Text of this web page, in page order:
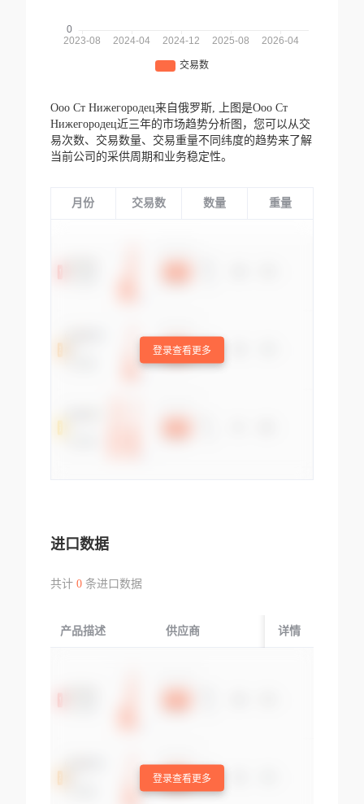
Ооо Ст Нижегородец来自俄罗斯,
上图是Ооо Ст
Нижегородец近三年的市场趋势分析图，您可以从交
易次数、交易数量、交易重量不同纬度的趋势来了解
当前公司的采供周期和业务稳定性。
月份 交易数 数量 重量
登录查看更多
进口数据
共计 0条进口数据
产品描述 供应商 起运国/地区
详情
登录查看更多